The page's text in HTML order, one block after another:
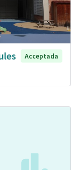
Acceptada